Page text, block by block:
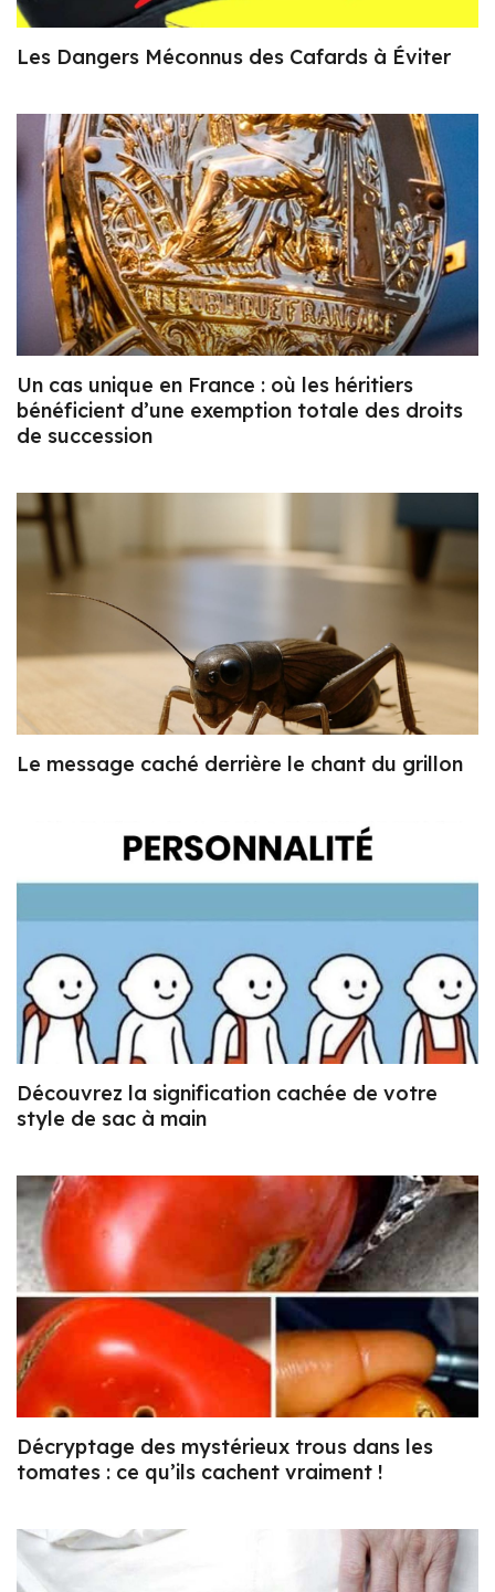
Les Dangers Méconnus des Cafards à Éviter
Un cas unique en France : où les héritiers
bénéficient d’une exemption totale des droits
de succession
Le message caché derrière le chant du grillon
Découvrez la signification cachée de votre
style de sac à main
Décryptage des mystérieux trous dans les
tomates : ce qu’ils cachent vraiment !